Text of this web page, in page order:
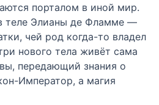
порталом в иной мир.
теле Элианы де Фламме —
чей род когда-то владел
нового тела живёт сама
передающий знания о
Император, а магия